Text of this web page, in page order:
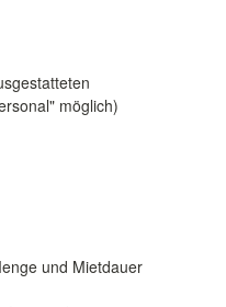
möglich)
und Mietdauer